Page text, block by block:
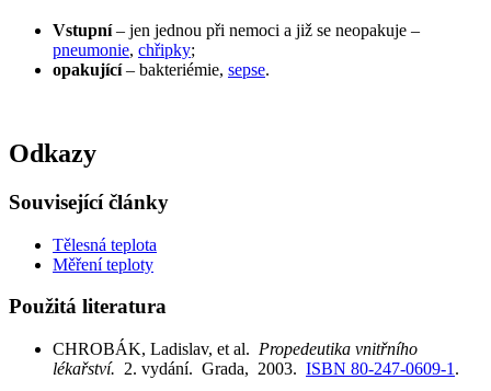
Vstupní– jen jednou při nemoci a již se neopakuje –
pneumonie, chřipky;
opakující– bakteriémie, sepse.
Odkazy
Související články
Tělesná teplota
Měření teploty
Použitá literatura
CHROBÁK, Ladislav, et al. Propedeutika vnitřního
lékařství. 2. vydání. Grada, 2003. ISBN 80-247-0609-1 .